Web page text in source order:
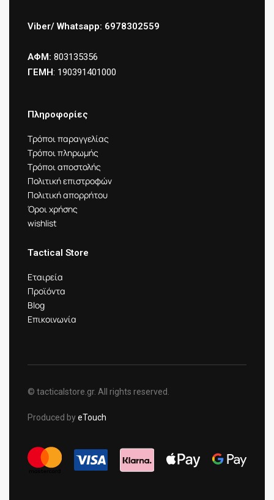
Viber/ Whatsapp: 6978302559
ΑΦΜ: 803135356
ΓΕΜΗ: 190391401000
Πληροφορίες
Τρόποι παραγγελίας
Τρόποι πληρωμής
Τρόποι αποστολής
Πολιτική επιστροφών
Πολιτική απορρήτου
Όροι χρήσης
wishlist
Tactical Store
Εταιρεία
Προϊόντα
Blog
Επικοινωνία
© tacticalstore.gr. All rights reserved.
Produced byeTouch